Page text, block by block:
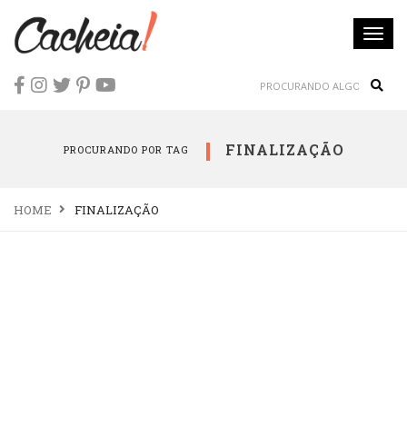
PROCURANDO POR TAG FINALIZAÇÃO
HOME FINALIZAÇÃO